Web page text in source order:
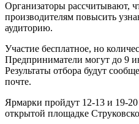
Организаторы рассчитывают,
производителям повысить
аудиторию.
Участие бесплатное, но
Предприниматели могут до 9
Результаты отбора будут
почте.
Ярмарки пройдут 12-13 и 19-
открытой площадке